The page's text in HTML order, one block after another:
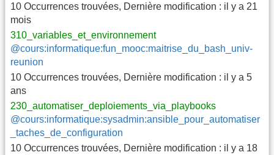
10 Occurrences trouvées, Dernière modification : il y a 21
mois
310_variables_et_environnement
@cours:informatique:fun_mooc:maitrise_du_bash_univ-
reunion
10 Occurrences trouvées, Dernière modification : il y a 5
ans
230_automatiser_deploiements_via_playbooks
@cours:informatique:sysadmin:ansible_pour_automatiser
_taches_de_configuration
10 Occurrences trouvées, Dernière modification : il y a 18